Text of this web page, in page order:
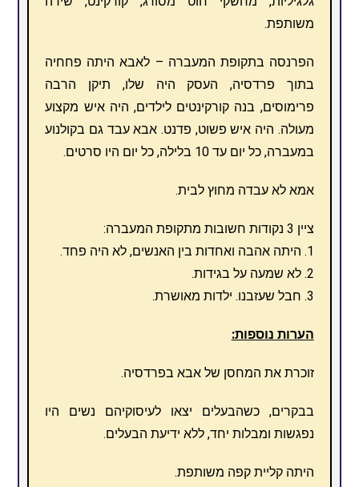
משותפת.
הפרנסה בתקופת המעברה – לאבא היתה פחחיה
בתוך פרדסיה, העסק היה שלו, תיקן הרבה
פרימוסים, בנה קורקינטים לילדים, היה איש מקצוע
מעולה. היה איש פשוט, פדנט. אבא עבד גם בקולנוע
במעברה, כל יום עד 10 בלילה, כל יום היו סרטים.
אמא לא עבדה מחוץ לבית.
ציין 3 נקודות חשובות מתקופת המעברה:
1. היתה אהבה ואחדות בין האנשים, לא היה פחד.
2. לא שמעה על בגידות.
3. חבל שעזבנו. ילדות מאושרת.
הערות נוספות:
זוכרת את המחסן של אבא בפרדסיה.
בבקרים, כשהבעלים יצאו לעיסוקיהם נשים היו
נפגשות ומבלות יחד, ללא ידיעת הבעלים.
היתה קליית קפה משותפת.